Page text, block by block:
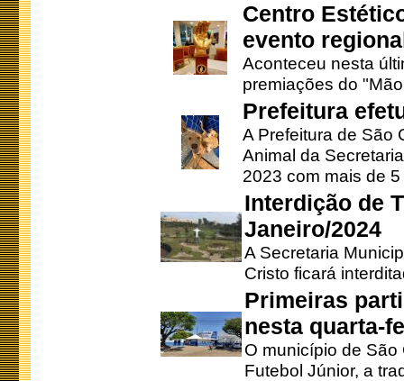
Centro
evento
Aconteceu nesta
premiações do
Prefeitura
A Prefeitura de São
Animal da
2023 com mais de 5
Interdição de
Janeiro/2024
A Secretaria
Cristo ficará
Primeiras
nesta quarta-
O município de
Futebol Júnior, a